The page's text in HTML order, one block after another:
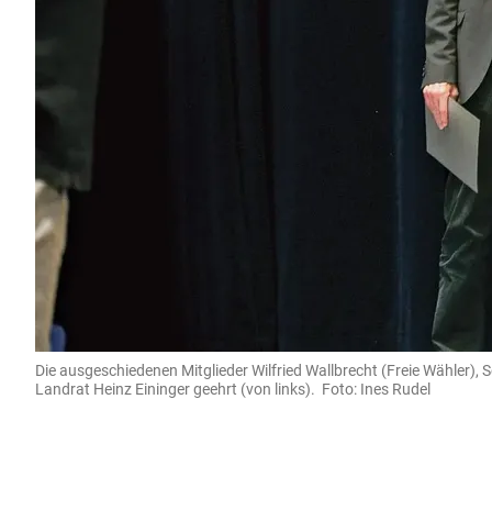
Die ausgeschiedenen Mitglieder Wilfried Wallbrecht (Freie
Landrat Heinz Eininger geehrt (von links). Foto: Ines Rudel